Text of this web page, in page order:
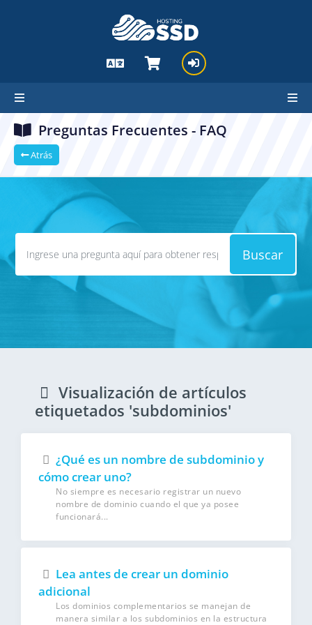
Preguntas Frecuentes - FAQ
Atrás
Buscar
Visualización de artículos
etiquetados 'subdominios'
¿Qué es un nombre de subdominio y
cómo crear uno?
No siempre es necesario registrar un nuevo
nombre de dominio cuando el que ya posee
funcionará...
Lea antes de crear un dominio
adicional
Los dominios complementarios se manejan de
manera similar a los subdominios en la estructura